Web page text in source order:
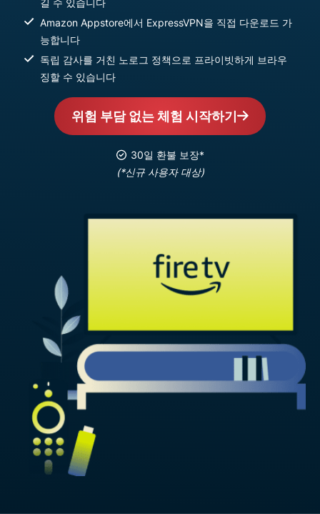
길 수 있습니다
Amazon Appstore에서 ExpressVPN을 직접 다운로드 가
능합니다
독립 감사를 거친 노로그 정책으로 프라이빗하게 브라우
징할 수 있습니다
위험 부담 없는 체험 시작하기
30일 환불 보장*
(*신규 사용자 대상)